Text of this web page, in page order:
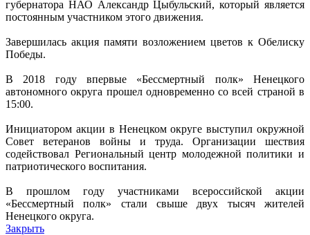
губернатора НАО Александр Цыбульский, который является
постоянным участником этого движения.
Завершилась акция памяти возложением цветов к Обелиску
Победы.
В 2018 году впервые «Бессмертный полк» Ненецкого
автономного округа прошел одновременно со всей страной в
15:00.
Инициатором акции в Ненецком округе выступил окружной
Совет ветеранов войны и труда. Организации шествия
содействовал Региональный центр молодежной политики и
патриотического воспитания.
В прошлом году участниками всероссийской акции
«Бессмертный полк» стали свыше двух тысяч жителей
Ненецкого округа.
Закрыть